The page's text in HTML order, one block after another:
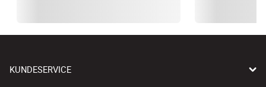
KUNDESERVICE